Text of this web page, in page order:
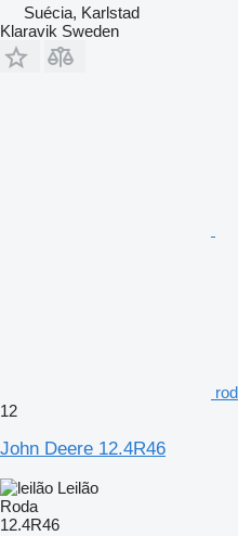
Suécia, Karlstad
Klaravik Sweden
12
John Deere 12.4R46
Leilão
Roda
12.4R46